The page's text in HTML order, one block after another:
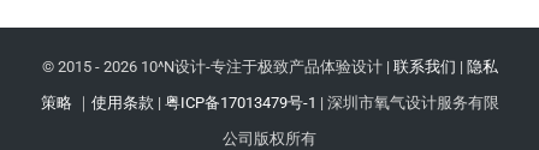
© 2015 - 2026 10^N设计-专注于极致产品体验设计 | 联系我们 | 隐私
策略 ｜ 使用条款 | 粤ICP备17013479号-1 | 深圳市氧气设计服务有限
公司版权所有